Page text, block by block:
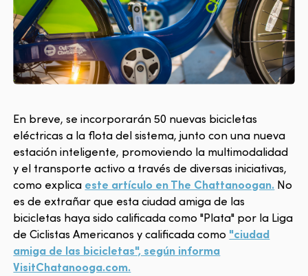
En breve, se incorporarán 50 nuevas bicicletas
eléctricas a la flota del sistema, junto con una nueva
estación inteligente, promoviendo la multimodalidad
y el transporte activo a través de diversas iniciativas,
como explica este artículo en The Chattanoogan. No
es de extrañar que esta ciudad amiga de las
bicicletas haya sido calificada como "Plata" por la Liga
de Ciclistas Americanos y calificada como "ciudad
amiga de las bicicletas", según informa
VisitChatanooga.com.